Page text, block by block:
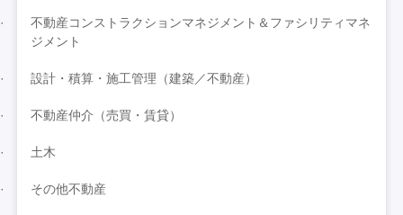
不動産コンストラクションマネジメント＆ファシリティマネ
ジメント
設計・積算・施工管理（建築／不動産）
不動産仲介（売買・賃貸）
土木
その他不動産